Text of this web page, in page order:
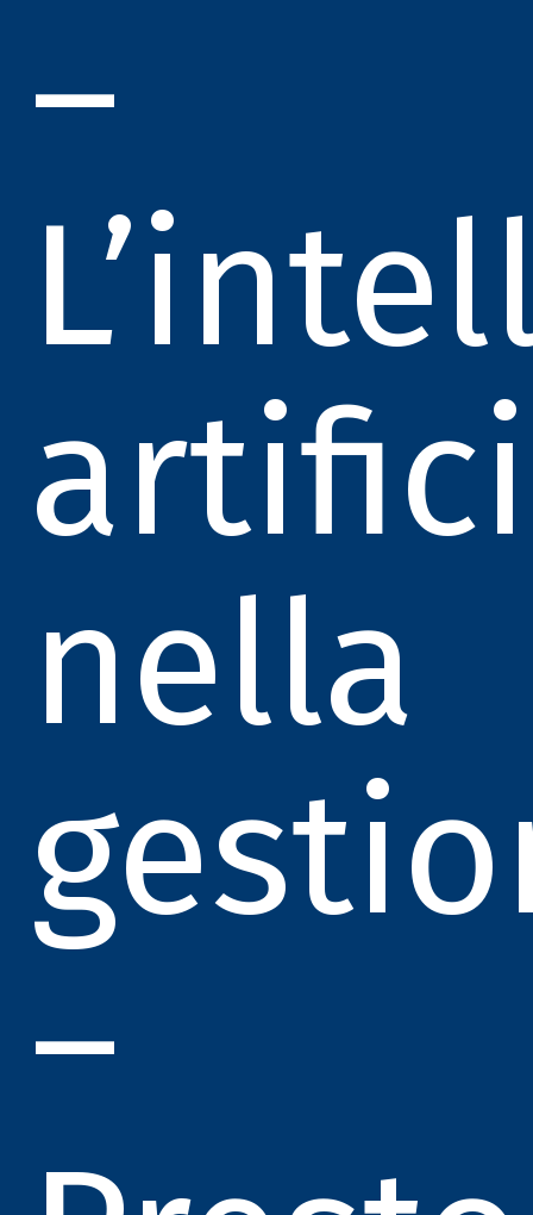
–
nella
–